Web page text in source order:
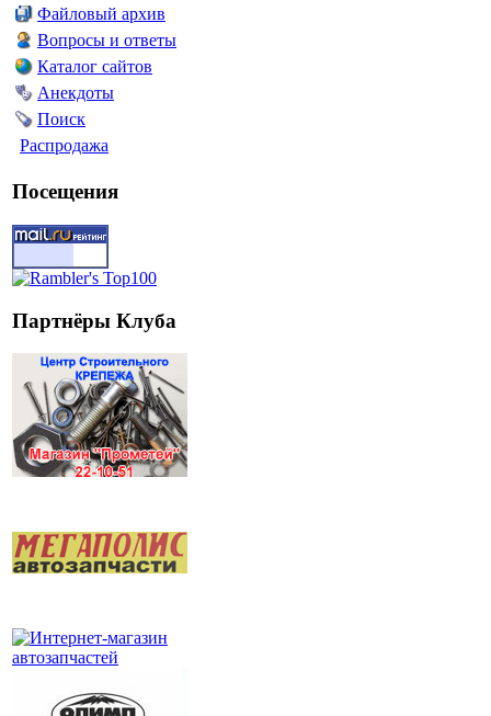
Файловый архив
Вопросы и ответы
Каталог сайтов
Анекдоты
Поиск
Распродажа
Посещения
Партнёры Клуба